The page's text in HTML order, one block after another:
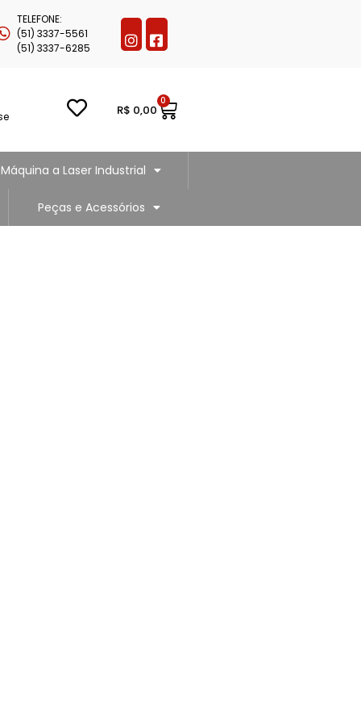
TELEFONE:
(51) 3337-5561
(51) 3337-6285
R$ 0,00
0
Máquina a Laser Industrial
Peças e Acessórios